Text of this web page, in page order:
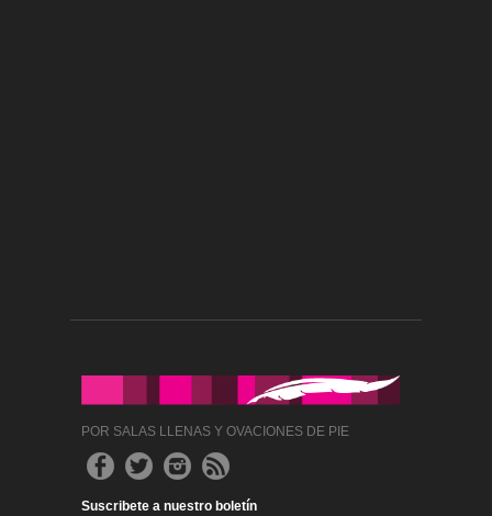
POR SALAS LLENAS Y OVACIONES DE PIE
Suscribete a nuestro boletín